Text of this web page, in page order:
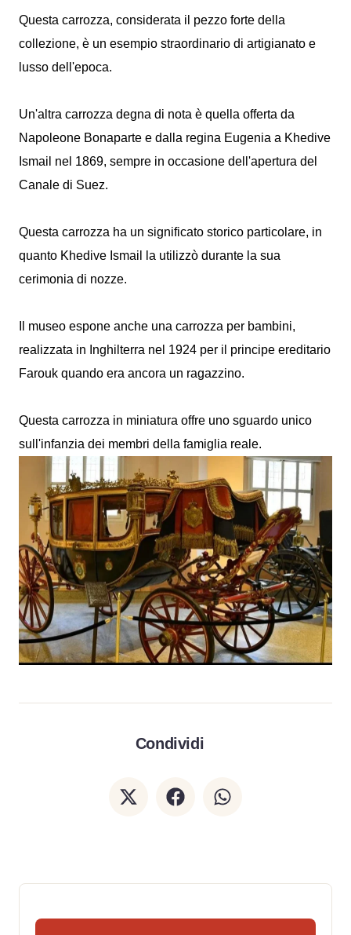
Questa carrozza, considerata il pezzo forte della
collezione, è un esempio straordinario di artigianato e
lusso dell'epoca.
Un'altra carrozza degna di nota è quella offerta da
Napoleone Bonaparte e dalla regina Eugenia a Khedive
Ismail nel 1869, sempre in occasione dell'apertura del
Canale di Suez.
Questa carrozza ha un significato storico particolare, in
quanto Khedive Ismail la utilizzò durante la sua
cerimonia di nozze.
Il museo espone anche una carrozza per bambini,
realizzata in Inghilterra nel 1924 per il principe ereditario
Farouk quando era ancora un ragazzino.
Questa carrozza in miniatura offre uno sguardo unico
sull'infanzia dei membri della famiglia reale.
Condividi